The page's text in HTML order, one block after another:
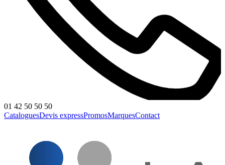
01 42 50 50 50
CataloguesDevis expressPromosMarquesContact